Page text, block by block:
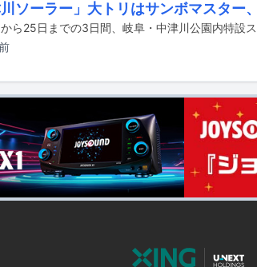
川ソーラー」大トリはサンボマスタ